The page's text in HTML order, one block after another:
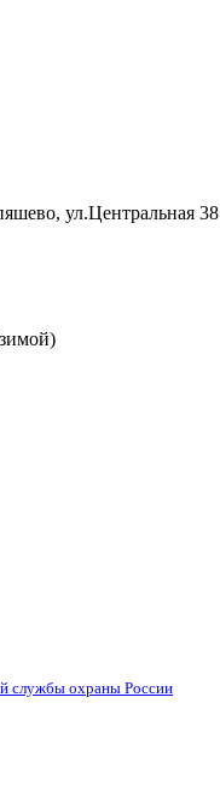
ул.Центральная 38
службы охраны России